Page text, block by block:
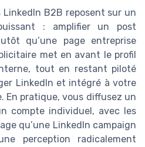
B2B reposent sur un
: amplifier un post
qu’une page entreprise
met en avant le profil
tout en restant piloté
LinkedIn et intégré à votre
En pratique, vous diffusez un
compte individuel, avec les
qu’une LinkedIn campaign
perception radicalement